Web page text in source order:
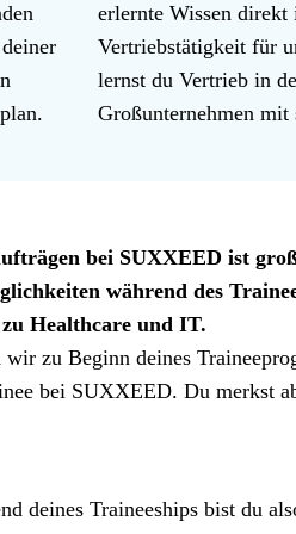
erlernte Wissen
Vertriebstätigkeit für
lernst du Vertrieb in
Großunternehmen
bei SUXXEED ist
während des
Healthcare und IT.
zu Beginn deines
bei SUXXEED. Du merkst
deines Traineeships bist du